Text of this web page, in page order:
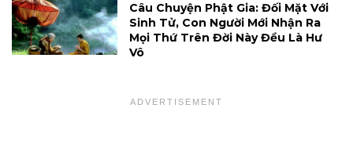
Câu Chuyện Phật Gia: Đối Mặt Với
Sinh Tử, Con Người Mới Nhận Ra
Mọi Thứ Trên Đời Này Đều Là Hư
Vô